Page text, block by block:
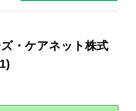
・ケアネット株式